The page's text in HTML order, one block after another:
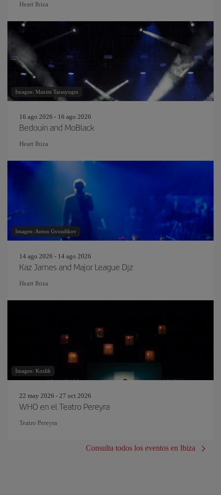
Heart Ibiza
Imagen: Maxim Tarasyugin
16 ago 2026 - 16 ago 2026
Bedouin and MoBlack
Heart Ibiza
Imagen: Anton Gvozdikov
14 ago 2026 - 14 ago 2026
Kaz James and Major League Djz
Heart Ibiza
Imagen: Kozlik
22 may 2026 - 27 oct 2026
WHO en el Teatro Pereyra
Teatro Pereyra
Consulta todos los eventos en Ibiza